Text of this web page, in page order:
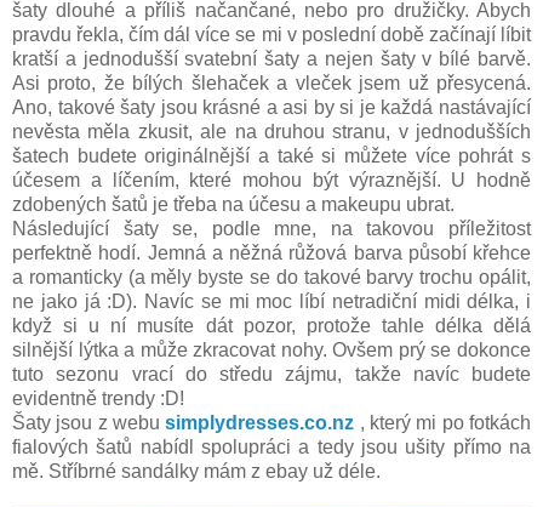
šaty dlouhé a příliš načančané, nebo pro družičky. Abych
pravdu řekla, čím dál více se mi v poslední době začínají líbit
kratší a jednodušší svatební šaty a nejen šaty v bílé barvě.
Asi proto, že bílých šlehaček a vleček jsem už přesycená.
Ano, takové šaty jsou krásné a asi by si je každá nastávající
nevěsta měla zkusit, ale na druhou stranu, v jednodušších
šatech budete originálnější a také si můžete více pohrát s
účesem a líčením, které mohou být výraznější. U hodně
zdobených šatů je třeba na účesu a makeupu ubrat.
Následující šaty se, podle mne, na takovou příležitost
perfektně hodí. Jemná a něžná růžová barva působí křehce
a romanticky (a měly byste se do takové barvy trochu opálit,
ne jako já :D). Navíc se mi moc líbí netradiční midi délka, i
když si u ní musíte dát pozor, protože tahle délka dělá
silnější lýtka a může zkracovat nohy. Ovšem prý se dokonce
tuto sezonu vrací do středu zájmu, takže navíc budete
evidentně trendy :D!
Šaty jsou z webusimplydresses.co.nz , který mi po fotkách
fialových šatů nabídl spolupráci a tedy jsou ušity přímo na
mě. Stříbrné sandálky mám z ebay už déle.